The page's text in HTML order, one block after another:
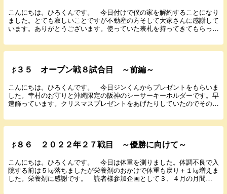
こんにちは。ひろくんです。 今日付けで僕の家を解約することになり
ました。とても寂しいことですが不動産の方そして大家さんに感謝して
います。ありがとうございます。使っていた表札を持ってきてもらって
♯３５ オープン戦８試合目 ～前編～
こんにちは。ひろくんです。 今日ジンくんからプレゼントをもらいま
した。幸村のお守りと沖縄限定の阪神のシーサーキーホルダーです。早
速飾っています。クリスマスプレゼントをあげたりしていたのでそのお
♯８６ ２０２２年２７戦目 ～優勝に向けて～
こんにちは。ひろくんです。 今日は体重を測りました。体調不良で入
院する前は５㎏落ちましたが栄養剤のおかけで体重も戻り＋１㎏増えま
した。栄養剤に感謝です。 読者様参加企画として３、４月の月間